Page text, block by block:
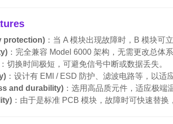
protection) ：当 A 模块出现故障时，B 模块可
：完全兼容 Model 6000 架构，无需更改总体
：切换时间极短，可避免信号中断或数据丢失。
：设计有 EMI / ESD 防护、滤波电路等，以适
and durability) ：选用高品质元件，适应极端
：由于是标准 PCB 模块，故障时可快速替换